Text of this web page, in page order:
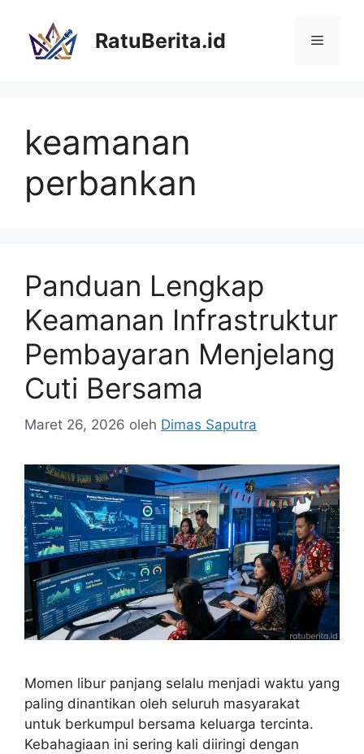
RatuBerita.id Menu
keamanan
perbankan
Panduan Lengkap
Keamanan Infrastruktur
Pembayaran Menjelang
Cuti Bersama
Maret 26, 2026 oleh Dimas Saputra
Momen libur panjang selalu menjadi waktu yang
paling dinantikan oleh seluruh masyarakat
untuk berkumpul bersama keluarga tercinta.
Kebahagiaan ini sering kali diiringi dengan